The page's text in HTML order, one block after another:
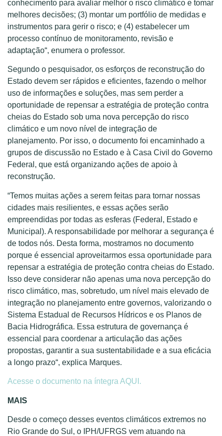
conhecimento para avaliar melhor o risco climático e tomar
melhores decisões; (3) montar um portfólio de medidas e
instrumentos para gerir o risco; e (4) estabelecer um
processo contínuo de monitoramento, revisão e
adaptação“, enumera o professor.
Segundo o pesquisador, os esforços de reconstrução do
Estado devem ser rápidos e eficientes, fazendo o melhor
uso de informações e soluções, mas sem perder a
oportunidade de repensar a estratégia de proteção contra
cheias do Estado sob uma nova percepção do risco
climático e um novo nível de integração de
planejamento. Por isso, o documento foi encaminhado a
grupos de discussão no Estado e à Casa Civil do Governo
Federal, que está organizando ações de apoio à
reconstrução.
“Temos muitas ações a serem feitas para tornar nossas
cidades mais resilientes, e essas ações serão
empreendidas por todas as esferas (Federal, Estado e
Municipal). A responsabilidade por melhorar a segurança é
de todos nós. Desta forma, mostramos no documento
porque é essencial aproveitarmos essa oportunidade para
repensar a estratégia de proteção contra cheias do Estado.
Isso deve considerar não apenas uma nova percepção do
risco climático, mas, sobretudo, um nível mais elevado de
integração no planejamento entre governos, valorizando o
Sistema Estadual de Recursos Hídricos e os Planos de
Bacia Hidrográfica. Essa estrutura de governança é
essencial para coordenar a articulação das ações
propostas, garantir a sua sustentabilidade e a sua eficácia
a longo prazo“, explica Marques.
Acesse o documento na íntegra AQUI.
MAIS
Desde o começo desses eventos climáticos extremos no
Rio Grande do Sul, o IPH/UFRGS vem atuando na